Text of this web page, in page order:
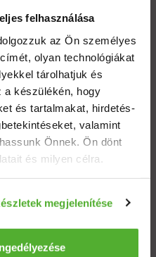
felhasználása
az Ön személyes
olyan technológiákat
tárolhatjuk és
a készülékén, hogy
és tartalmakat, hirdetés-
valamint
Önnek. Ön dönt
és milyen célra.
elhelyezkedéséről
annak konkrét
megjelenítése
kódex